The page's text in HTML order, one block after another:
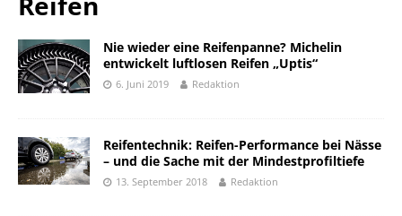
Nie wieder eine Reifenpanne? Michelin
entwickelt luftlosen Reifen „Uptis“
6. Juni 2019 Redaktion
Reifentechnik: Reifen-Performance bei Nässe
– und die Sache mit der Mindestprofiltiefe
13. September 2018 Redaktion